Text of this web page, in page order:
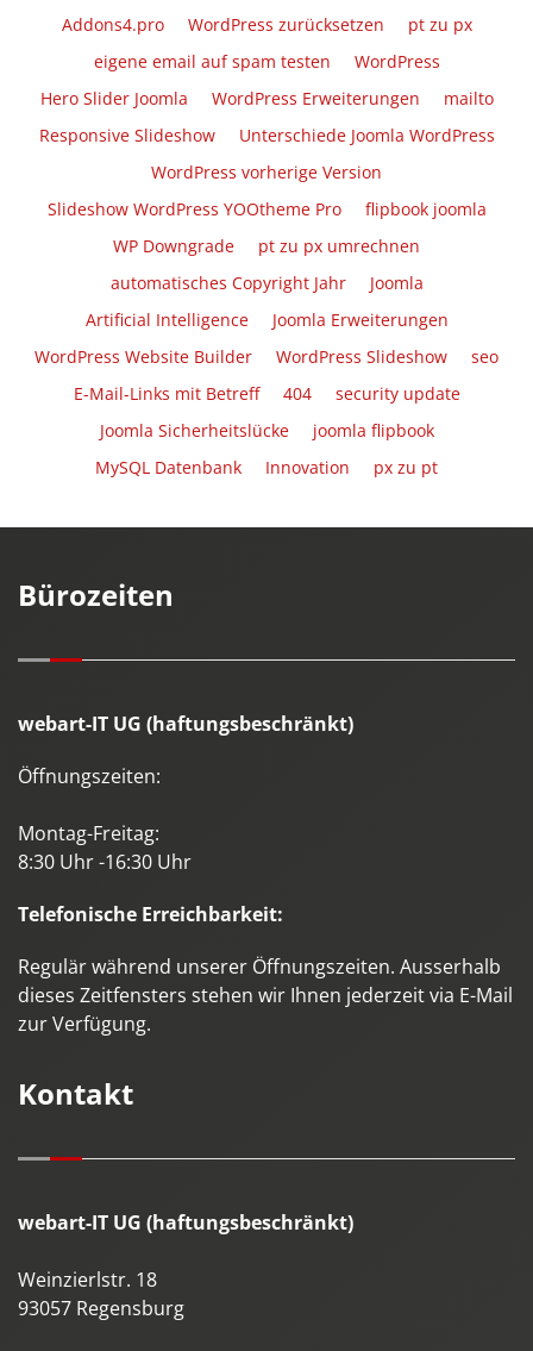
Addons4.pro WordPress zurücksetzen
pt zu px
eigene email auf spam testen
WordPress
Hero Slider Joomla
WordPress Erweiterungen
mailto
Responsive Slideshow
Unterschiede Joomla WordPress
WordPress vorherige Version
Slideshow WordPress YOOtheme Pro
flipbook joomla
WP Downgrade
pt zu px umrechnen
automatisches Copyright Jahr
Joomla
Artificial Intelligence
Joomla Erweiterungen
WordPress Website Builder
WordPress Slideshow
seo
E-Mail-Links mit Betreff
404
security update
Joomla Sicherheitslücke
joomla flipbook
MySQL Datenbank
Innovation px zu pt
Bürozeiten
webart-IT UG (haftungsbeschränkt)
Öffnungszeiten:
Montag-Freitag:
8:30 Uhr -16:30 Uhr
Telefonische Erreichbarkeit:
Regulär während unserer Öffnungszeiten. Ausserhalb
dieses Zeitfensters stehen wir Ihnen jederzeit via E-Mail
zur Verfügung.
Kontakt
webart-IT UG (haftungsbeschränkt)
Weinzierlstr. 18
93057 Regensburg